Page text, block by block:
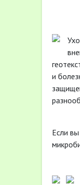
и
Если